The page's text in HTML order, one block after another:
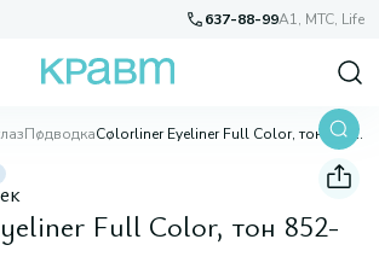
637-88-99A1, МТС, Life
Подводка Colorliner Eyeliner Full Color, тон 852-Coffee A
Full Color, тон 852-